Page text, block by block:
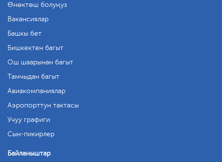
Өнөктөш болуңуз
Вакансиялар
Башкы бет
Бишкектен багыт
Ош шаарынан багыт
Тамчыдан багыт
Авиакомпаниялар
Аэропорттун тактасы
Учуу графиги
Сын-пикирлер
Байланыштар